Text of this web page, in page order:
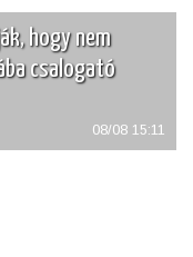
hogy nem
csalogató
08/08 15:11